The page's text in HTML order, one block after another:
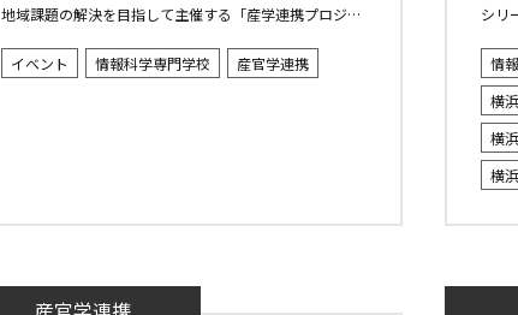
地域課題の解決を目指して主催する「産学連携プロジェ
チームが審査員...
イベント 情報科学専門学校 産官学連携
シリ
ビ
情
横
横
横